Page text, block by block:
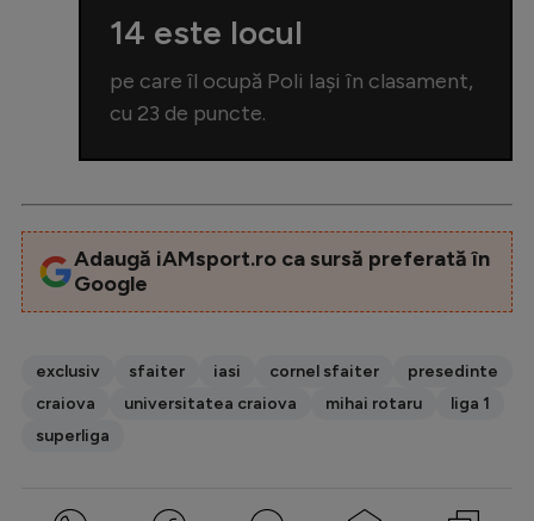
14 este locul
pe care îl ocupă Poli Iași în clasament,
cu 23 de puncte.
Adaugă iAMsport.ro ca sursă preferată în
Google
exclusiv sfaiter iasi cornel sfaiter
presedinte
craiova
universitatea craiova mihai rotaru
liga 1
superliga